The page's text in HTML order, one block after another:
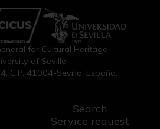
for Cultural Heritage
of Seville
C.P. 41004-Sevilla, España.
Search
Service request